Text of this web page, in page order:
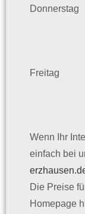
19-
20-
19-
20-
Wenn Ihr
einfach bei
Die Preise
Homepage